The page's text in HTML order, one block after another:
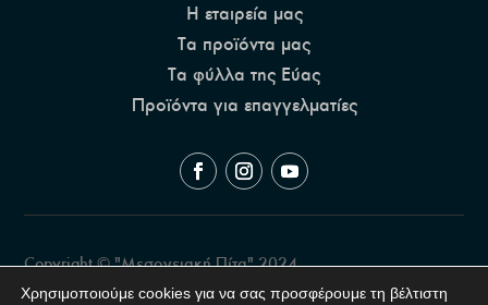
Η εταιρεία μας
Τα προϊόντα μας
Τα φύλλα της Εύας
Προϊόντα για επαγγελματίες
Copyright © "Μεσογειακή Πίτα" 2024
Created by:www.shape.com.gr
Χρησιμοποιούμε cookies για να σας προσφέρουμε τη βέλτιστη